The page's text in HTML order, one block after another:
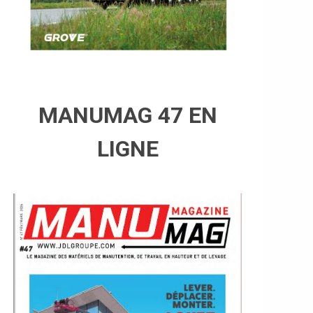
MANUMAG 47 EN
LIGNE